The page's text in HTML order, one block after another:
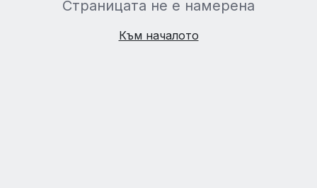
Страницата не е намерена
Към началото